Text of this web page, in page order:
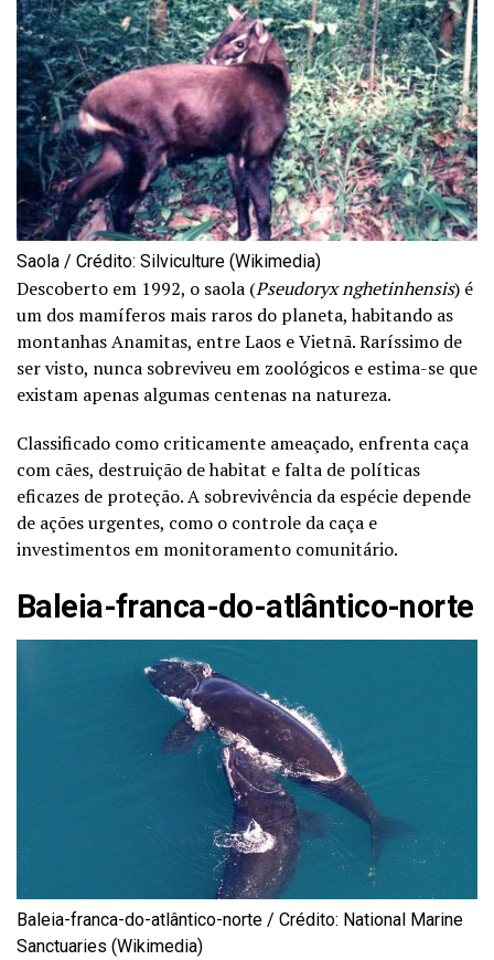
Saola / Crédito: Silviculture (Wikimedia)
Descoberto em 1992, o saola (Pseudoryx nghetinhensis) é
um dos mamíferos mais raros do planeta, habitando as
montanhas Anamitas, entre Laos e Vietnã. Raríssimo de
ser visto, nunca sobreviveu em zoológicos e estima-se que
existam apenas algumas centenas na natureza.
Classificado como criticamente ameaçado, enfrenta caça
com cães, destruição de habitat e falta de políticas
eficazes de proteção. A sobrevivência da espécie depende
de ações urgentes, como o controle da caça e
investimentos em monitoramento comunitário.
Baleia-franca-do-atlântico-norte
Baleia-franca-do-atlântico-norte / Crédito: National Marine
Sanctuaries (Wikimedia)